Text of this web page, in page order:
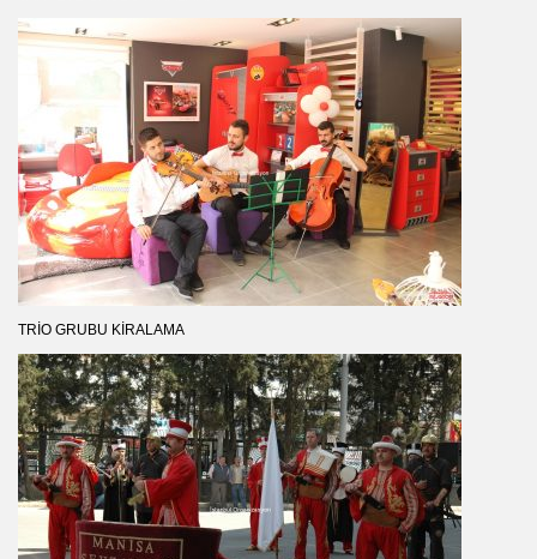
TRIO GRUBU KIRALAMA